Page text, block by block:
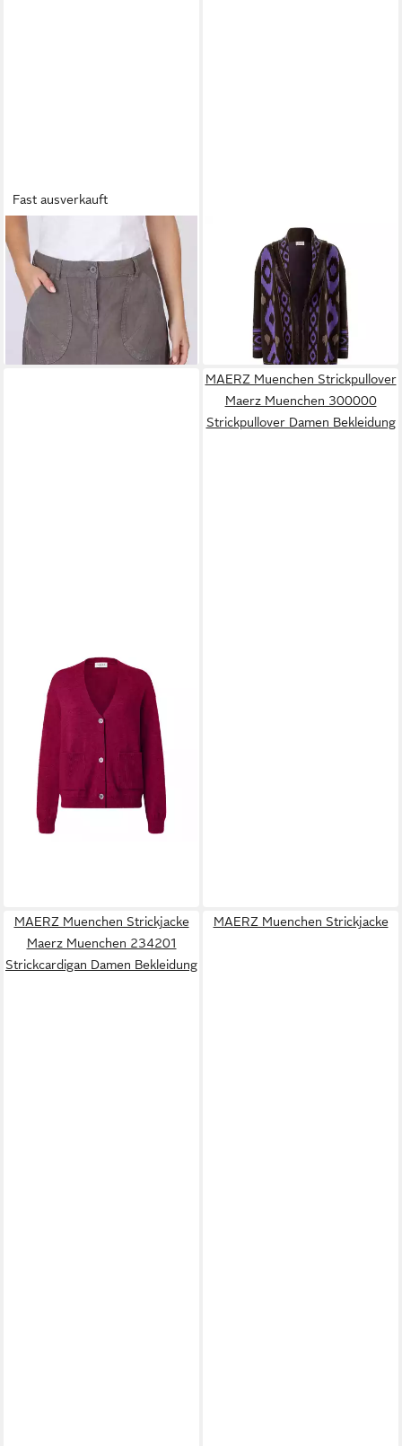
Fast ausverkauft
DEERBERG
Sommerrock Dorinjar linen
69,97 €
99,95 €
-30%
lieferbar - in 6-7 Werktagen bei dir
MAERZ MUENCHEN
Cardigan Maerz Muenchen
255501 Cardigan Damen
Bekleidung
349,00 €
lieferbar - in 2-3 Werktagen bei dir
MAERZ MUENCHEN
Strickjacke Maerz Muenchen
273700 Strickjacke Damen
Bekleidung
189,00 €
lieferbar - in 2-3 Werktagen bei dir
MAERZ Muenchen Strickpullover
Maerz Muenchen 300000
Strickpullover Damen Bekleidung
MAERZ Muenchen Strickjacke
Maerz Muenchen 234201
Strickcardigan Damen Bekleidung
MAERZ Muenchen Strickjacke